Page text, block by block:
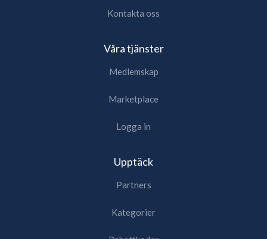
Kontakta oss
Våra tjänster
Medlemskap
Marketplace
Logga in
Upptäck
Partners
Kategorier